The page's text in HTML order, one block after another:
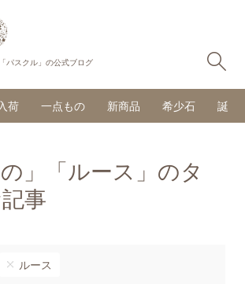
パスクル」の公式ブログ
荷 一点もの 新商品 希少石 誕生
の」「ルース」のタ
事
ルース